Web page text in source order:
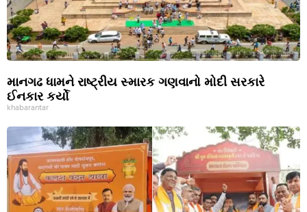
માનગઢ ધામને રાષ્ટ્રીય સ્મારક ગણવાનો મોદી સરકારે
ઈનકાર કર્યો
khabarantar